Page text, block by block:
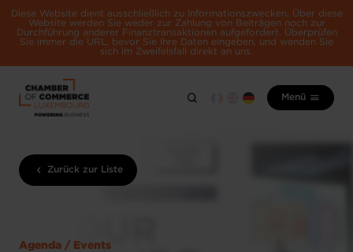
Diese Website dient ausschließlich zu Informationszwecken. Über diese
Website werden Sie weder zur Zahlung von Beiträgen noch zur
Durchführung anderer Finanztransaktionen aufgefordert. Überprüfen
Sie immer die URL, bevor Sie Ihre Daten eingeben, und wenden Sie
sich im Zweifelsfall direkt an uns.
Menü
Zurück zur Liste
Agenda / Events